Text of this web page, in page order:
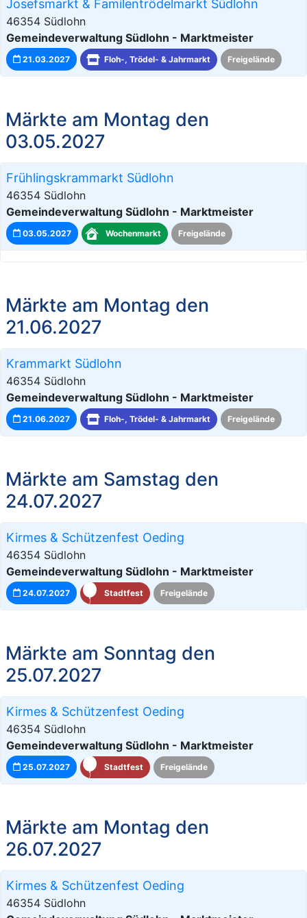
Josefsmarkt & Familentrödelmarkt Südlohn
46354 Südlohn
Gemeindeverwaltung Südlohn - Marktmeister
21.03.2027 Floh-, Trödel- & Jahrmarkt Freigelände
Märkte am Montag den
03.05.2027
Frühlingskrammarkt Südlohn
46354 Südlohn
Gemeindeverwaltung Südlohn - Marktmeister
03.05.2027 Wochenmarkt Freigelände
Märkte am Montag den
21.06.2027
Krammarkt Südlohn
46354 Südlohn
Gemeindeverwaltung Südlohn - Marktmeister
21.06.2027 Floh-, Trödel- & Jahrmarkt Freigelände
Märkte am Samstag den
24.07.2027
Kirmes & Schützenfest Oeding
46354 Südlohn
Gemeindeverwaltung Südlohn - Marktmeister
24.07.2027 Stadtfest Freigelände
Märkte am Sonntag den
25.07.2027
Kirmes & Schützenfest Oeding
46354 Südlohn
Gemeindeverwaltung Südlohn - Marktmeister
25.07.2027 Stadtfest Freigelände
Märkte am Montag den
26.07.2027
Kirmes & Schützenfest Oeding
46354 Südlohn